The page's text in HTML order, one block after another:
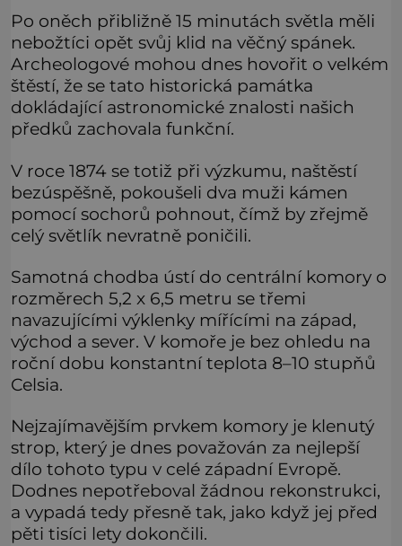
Po oněch přibližně 15 minutách světla měli
nebožtíci opět svůj klid na věčný spánek.
Archeologové mohou dnes hovořit o velkém
štěstí, že se tato historická památka
dokládající astronomické znalosti našich
předků zachovala funkční.
V roce 1874 se totiž při výzkumu, naštěstí
bezúspěšně, pokoušeli dva muži kámen
pomocí sochorů pohnout, čímž by zřejmě
celý světlík nevratně poničili.
Samotná chodba ústí do centrální komory o
rozměrech 5,2 x 6,5 metru se třemi
navazujícími výklenky mířícími na západ,
východ a sever. V komoře je bez ohledu na
roční dobu konstantní teplota 8–10 stupňů
Celsia.
Nejzajímavějším prvkem komory je klenutý
strop, který je dnes považován za nejlepší
dílo tohoto typu v celé západní Evropě.
Dodnes nepotřeboval žádnou rekonstrukci,
a vypadá tedy přesně tak, jako když jej před
pěti tisíci lety dokončili.